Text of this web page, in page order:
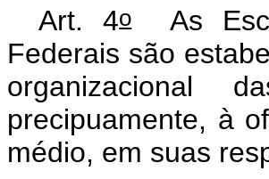
Art. 4oAs
Federais são
organizacional
precipuamente, à
médio, em suas